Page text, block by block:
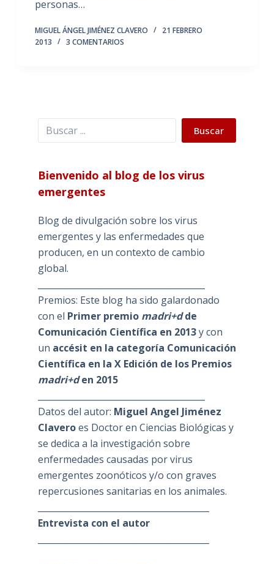
personas…
MIGUEL ÁNGEL JIMÉNEZ CLAVERO
21 FEBRERO
2013
3 COMENTARIOS
Buscar Buscar
Bienvenido al blog de los virus
emergentes
Blog de divulgación sobre los virus
emergentes y las enfermedades que
producen, en un contexto de cambio
global.
Premios: Este blog ha sido galardonado
con el Primer premio madri+dde
Comunicación Científica en 2013y con
un accésit en la categoría Comunicación
Científica en la X Edición de los Premios
madri+den 2015
Datos del autor: Miguel Angel Jiménez
Claveroes Doctor en Ciencias Biológicas y
se dedica a la investigación sobre
enfermedades causadas por virus
emergentes zoonóticos y/o con graves
repercusiones sanitarias en los animales.
Entrevista con el autor